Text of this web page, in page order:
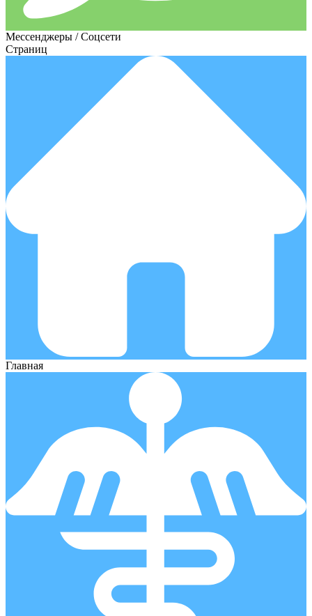
Мессенджеры / Соцсети
Страниц
Главная